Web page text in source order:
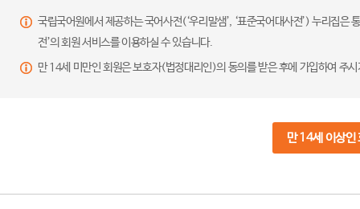
국립국어원에서 제공하는 국어사전(‘우리말샘’, ‘표준국어대사전’) 누리집
전’의 회원 서비스를 이용하실 수 있습니다.
만 14세 미만인 회원은 보호자(법정대리인)의 동의를 받은 후에 가입하여 주
만 14세 이상인